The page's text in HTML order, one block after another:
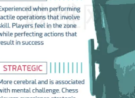
映维网